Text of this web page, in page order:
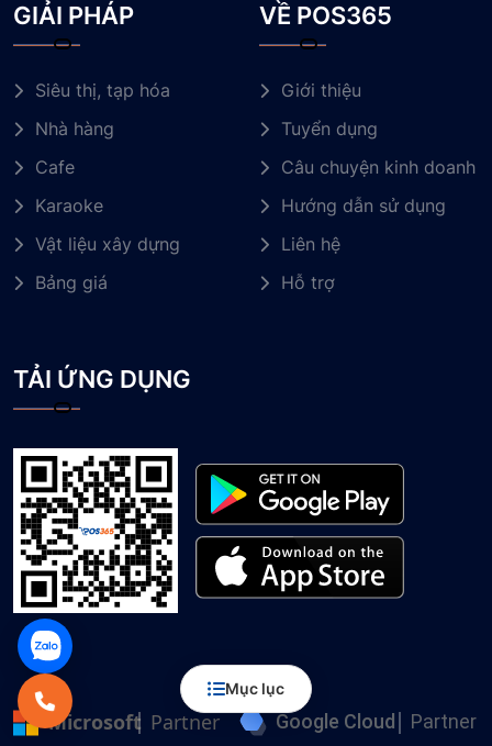
Mục lục
GIẢI PHÁP
Siêu thị, tạp hóa
Nhà hàng
Cafe
Karaoke
Vật liệu xây dựng
Bảng giá
VỀ POS365
Giới thiệu
Tuyển dụng
Câu chuyện kinh doanh
Hướng dẫn sử dụng
Liên hệ
Hỗ trợ
TẢI ỨNG DỤNG
Microsoft Partner Google Cloud Partner